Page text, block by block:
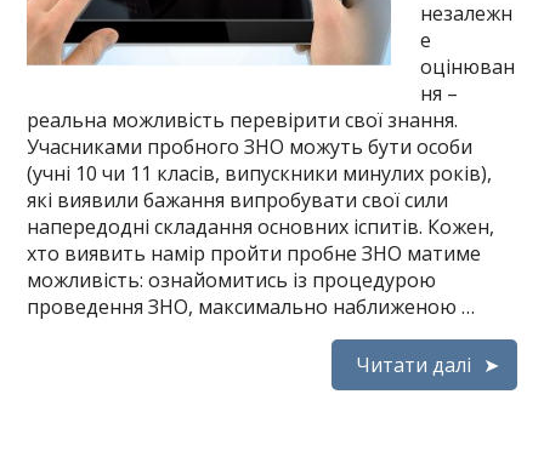
незалежн
е
оцінюван
ня –
реальна можливість перевірити свої знання.
Учасниками пробного ЗНО можуть бути особи
(учні 10 чи 11 класів, випускники минулих років),
які виявили бажання випробувати свої сили
напередодні складання основних іспитів. Кожен,
хто виявить намір пройти пробне ЗНО матиме
можливість: ознайомитись із процедурою
проведення ЗНО, максимально наближеною …
Читати далі